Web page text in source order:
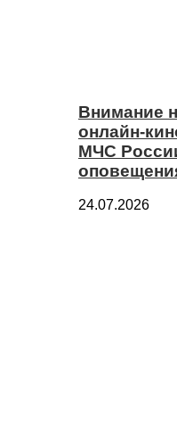
Внимание
онлайн-
МЧС
24.07.2026